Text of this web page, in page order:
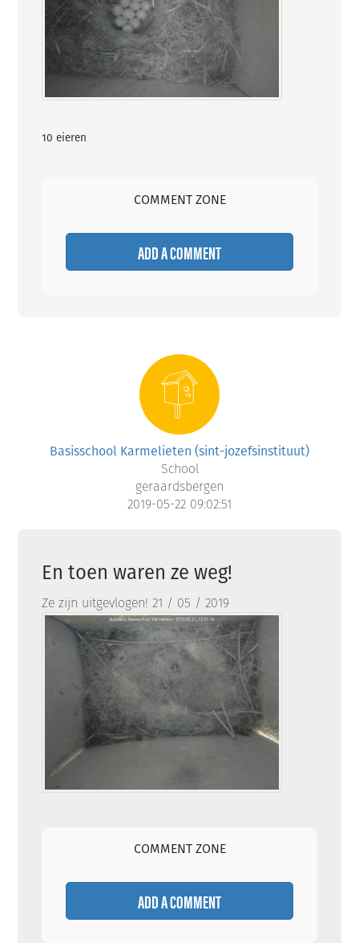
10 eieren
COMMENT ZONE
ADD A COMMENT
Basisschool Karmelieten (sint-jozefsinstituut)
School
geraardsbergen
2019-05-22 09:02:51
En toen waren ze weg!
Ze zijn uitgevlogen! 21 / 05 / 2019
COMMENT ZONE
ADD A COMMENT